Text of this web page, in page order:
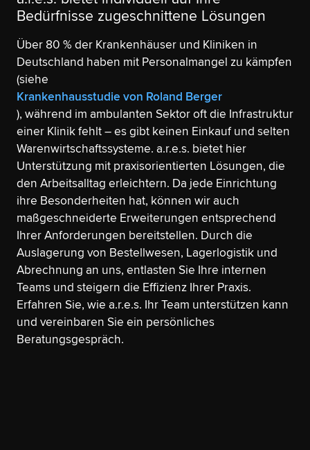
Bedürfnisse zugeschnittene Lösungen
Über 80 % der Krankenhäuser und Kliniken in
Deutschland haben mit Personalmangel zu kämpfen
(siehe
Krankenhausstudie von Roland Berger
), während im ambulanten Sektor oft die Infrastruktur
einer Klinik fehlt – es gibt keinen Einkauf und selten
Warenwirtschaftssysteme. a.r.e.s. bietet hier
Unterstützung mit praxisorientierten Lösungen, die
den Arbeitsalltag erleichtern. Da jede Einrichtung
ihre Besonderheiten hat, können wir auch
maßgeschneiderte Erweiterungen entsprechend
Ihrer Anforderungen bereitstellen. Durch die
Auslagerung von Bestellwesen, Lagerlogistik und
Abrechnung an uns, entlasten Sie Ihre internen
Teams und steigern die Effizienz Ihrer Praxis.
Erfahren Sie, wie a.r.e.s. Ihr Team unterstützen kann
und vereinbaren Sie ein persönliches
Beratungsgespräch.